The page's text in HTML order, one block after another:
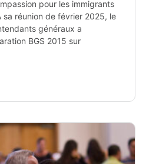
pour les immigrants
sa réunion de février 2025, le
généraux a
BGS 2015 sur